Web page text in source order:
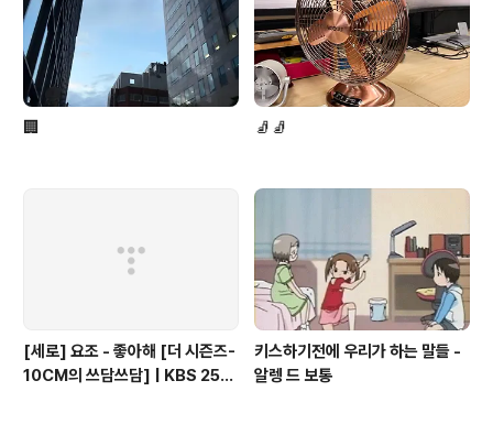
🏢 🧦🧦
[세로] 요조 - 좋아해 [더 시즌즈-
10CM의 쓰담쓰담] | KBS 2510
키스하기전에 우리가 하는 말들 -
알렝 드 보통